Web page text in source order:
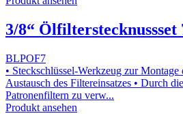
3/8“
BLPOF7
• Steckschlüssel-Werkzeug zur
Austausch des Filtereinsatzes • Durch
Patronenfiltern zu verw...
Produkt ansehen